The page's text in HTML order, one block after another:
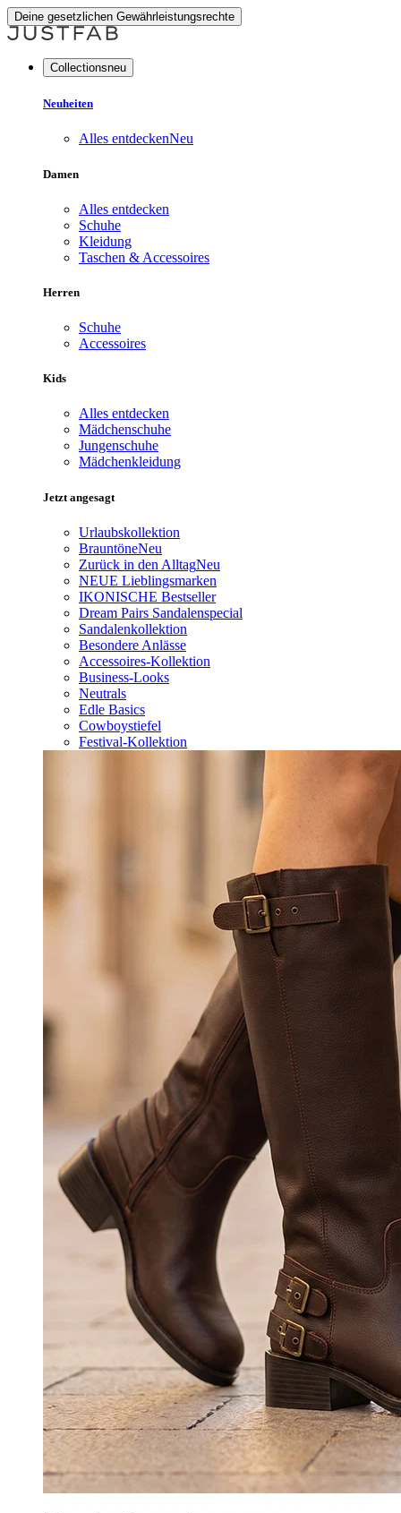
Deine gesetzlichen Gewährleistungsrechte
Collectionsneu
Neuheiten
Alles entdeckenNeu
Damen
Alles entdecken
Schuhe
Kleidung
Taschen & Accessoires
Herren
Schuhe
Accessoires
Kids
Alles entdecken
Mädchenschuhe
Jungenschuhe
Mädchenkleidung
Jetzt angesagt
Urlaubskollektion
BrauntöneNeu
Zurück in den AlltagNeu
NEUE Lieblingsmarken
IKONISCHE Bestseller
Dream Pairs Sandalenspecial
Sandalenkollektion
Besondere Anlässe
Accessoires-Kollektion
Business-Looks
Neutrals
Edle Basics
Cowboystiefel
Festival-Kollektion